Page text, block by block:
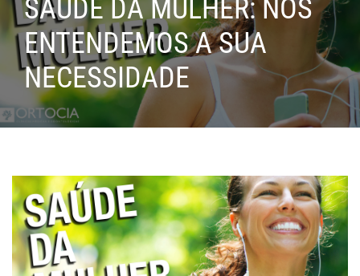
SAÚDE DA MULHER: NÓS
ENTENDEMOS A SUA
NECESSIDADE